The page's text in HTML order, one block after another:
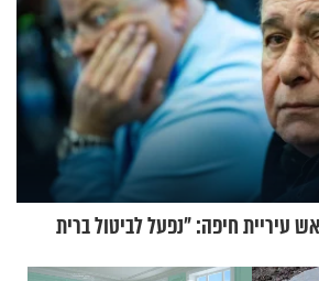
עיריית חיפה: ״נפעל לביטול ברית